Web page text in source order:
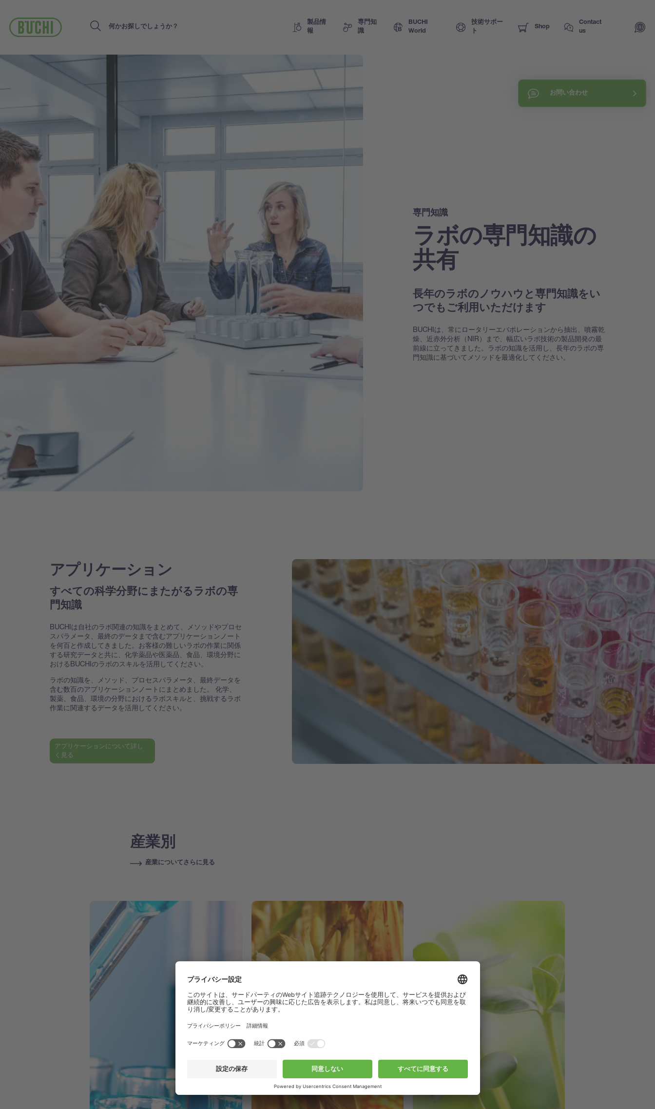
Search
製品情
報
専門知
識
BUCHI
World
技術サポー
ト
Shop
Contact
us
お問い合わせ
専門知識
ラボの専門知識の
共有
長年のラボのノウハウと専門知識をい
つでもご利用いただけます
BUCHIは、常にロータリーエバポレーションから抽出、噴霧乾
燥、近赤外分析（NIR）まで、幅広いラボ技術の製品開発の最
前線に立ってきました。ラボの知識を活用し、長年のラボの専
門知識に基づいてメソッドを最適化してください。
アプリケーション
すべての科学分野にまたがるラボの専
門知識
BUCHIは自社のラボ関連の知識をまとめて、メソッドやプロセ
スパラメータ、最終のデータまで含むアプリケーションノート
を何百と作成してきました。お客様の難しいラボの作業に関係
する研究データと共に、化学薬品や医薬品、食品、環境分野に
おけるBUCHIのラボのスキルを活用してください。
ラボの知識を、メソッド、プロセスパラメータ、最終データを
含む数百のアプリケーションノートにまとめました。 化学、
製薬、食品、環境の分野におけるラボスキルと、挑戦するラボ
作業に関連するデータを活用してください。
アプリケーションについて詳し
く見る
産業別
産業についてさらに見る